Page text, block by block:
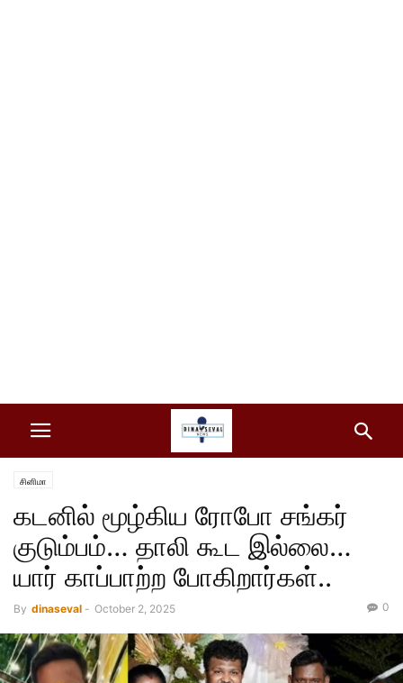
சினிமா
கடனில் மூழ்கிய ரோபோ சங்கர்
குடும்பம்… தாலி கூட இல்லை…
யார் காப்பாற்ற போகிறார்கள்..
By dinaseval - October 2, 2025 0